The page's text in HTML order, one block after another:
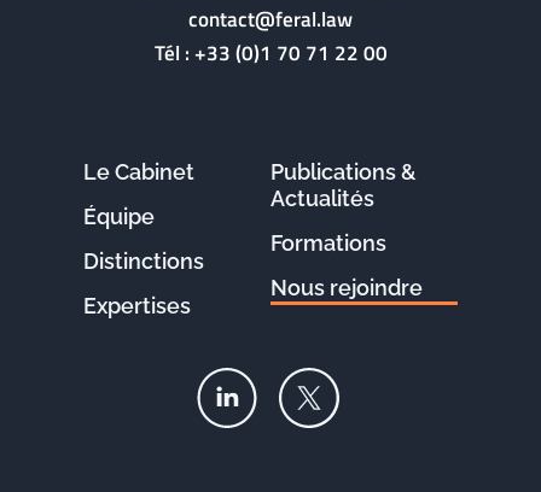
contact@feral.law
Tél :+33 (0)1 70 71 22 00
Le Cabinet
Équipe
Distinctions
Expertises
Publications &
Actualités
Formations
Nous rejoindre